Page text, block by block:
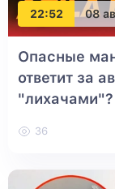
22:52 08
Опасные
ответит за
"лихачами"?
36